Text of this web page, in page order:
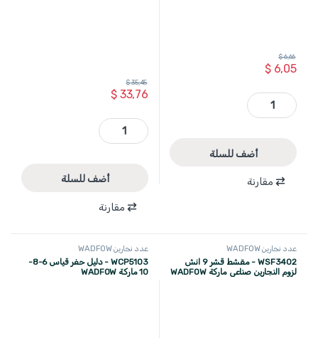
$6,05
$6,66
WACC4504 - طقم زاوية 4 قطع جمع زوايا 75 مم WADFOW quantity
أضف للسلة
مقارنة
$33,76
$35,45
WSF2516 - فارة نجار نمرة 6 طول 45 سم مع شفرة عدد 2 صناعي ماركة WADFOW quantity
أضف للسلة
مقارنة
عدد نجارين WADFOW
WSF3402 - مقشط قشر 9 انش
لزوم النجارين صناعي ماركة WADFOW
عدد نجارين WADFOW
WCP5103 - دليل حفر قياس 6-8-
10 ماركة WADFOW